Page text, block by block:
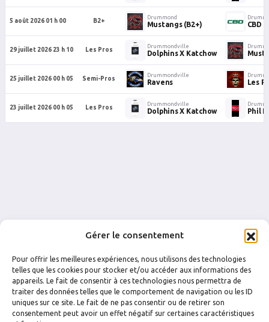
Gérer le consentement
Pour offrir les meilleures expériences, nous utilisons des technologies
telles que les cookies pour stocker et/ou accéder aux informations des
appareils. Le fait de consentir à ces technologies nous permettra de
traiter des données telles que le comportement de navigation ou les ID
uniques sur ce site. Le fait de ne pas consentir ou de retirer son
consentement peut avoir un effet négatif sur certaines caractéristiques
5 août 2026 01 h 00 B2+
Drummond
Mustangs (B2+) CBD
29 juillet 2026 23 h 10 Les Pros
Drummondville
Dolphins X Katchow
25 juillet 2026 00 h 05 Semi-Pros
Drummondville
Ravens Les
23 juillet 2026 00 h 05 Les Pros
Drummondville
Dolphins X Katchow Phil
FACEBOOK INSTAGRAM